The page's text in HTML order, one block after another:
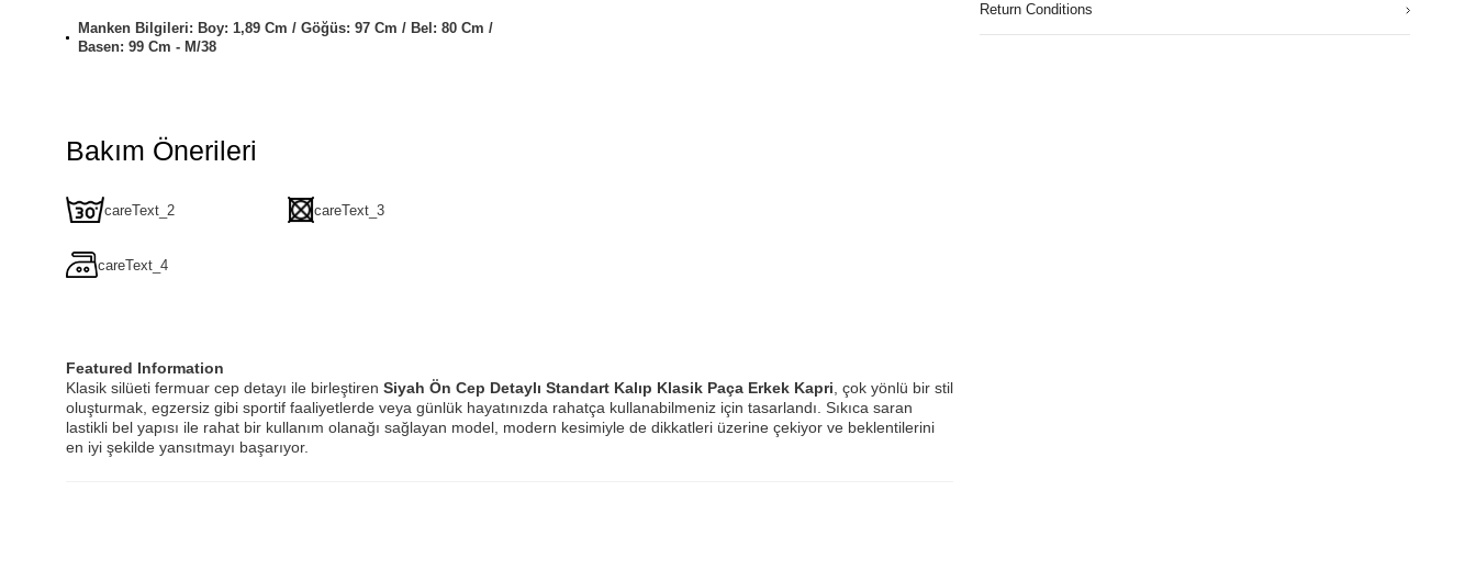
Manken Bilgileri: Boy: 1,89 Cm / Göğüs: 97 Cm / Bel: 80 Cm /
Basen: 99 Cm - M/38
Bakım Önerileri
careText_2 careText_3
careText_4
Featured Information
Klasik silüeti fermuar cep detayı ile birleştiren Siyah Ön Cep Detaylı Standart Kalıp Klasik Paça Erkek Kapri , çok yönlü bir stil
oluşturmak, egzersiz gibi sportif faaliyetlerde veya günlük hayatınızda rahatça kullanabilmeniz için tasarlandı. Sıkıca saran
lastikli bel yapısı ile rahat bir kullanım olanağı sağlayan model, modern kesimiyle de dikkatleri üzerine çekiyor ve beklentilerini
en iyi şekilde yansıtmayı başarıyor.
Return Conditions